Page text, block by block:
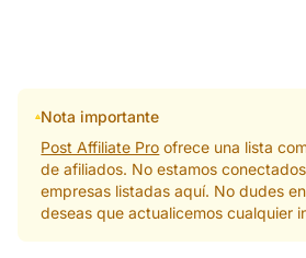
Nota importante
Post Affiliate Pro ofrece una lista
de afiliados. No estamos
empresas listadas aquí. No dudes
deseas que actualicemos cualquier